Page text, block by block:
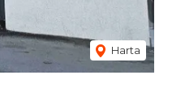
Harta